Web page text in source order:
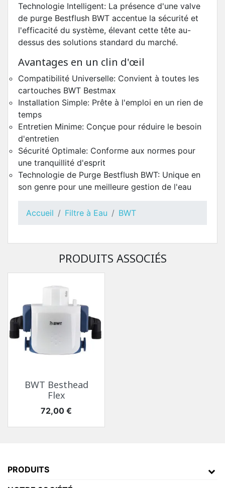
Technologie Intelligent: La présence d'une valve
de purge Bestflush BWT accentue la sécurité et
l'efficacité du système, élevant cette tête au-
dessus des solutions standard du marché.
Avantages en un clin d'œil
Compatibilité Universelle: Convient à toutes les
cartouches BWT Bestmax
Installation Simple: Prête à l'emploi en un rien de
temps
Entretien Minime: Conçue pour réduire le besoin
d'entretien
Sécurité Optimale: Conforme aux normes pour
une tranquillité d'esprit
Technologie de Purge Bestflush BWT: Unique en
son genre pour une meilleure gestion de l'eau
Accueil Filtre à Eau BWT
PRODUITS ASSOCIÉS
BWT Besthead
Flex
Prix
72,00 €
PRODUITS